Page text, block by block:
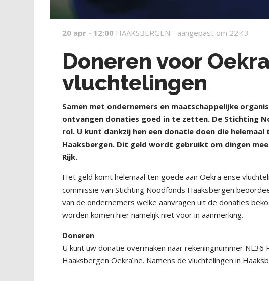
20 apr - 12:00 HAAKSBERGEN - aangepast om 22:43
Doneren voor
vluchtelingen
Samen met ondernemers en maatschappelijke
ontvangen donaties goed in te zetten. De Stichting
rol. U kunt dankzij hen een donatie doen die
Haaksbergen. Dit geld wordt gebruikt om dingen
Rijk.
Het geld komt helemaal ten goede aan Oekraïense
commissie van Stichting Noodfonds Haaksbergen
van de ondernemers welke aanvragen uit de donaties
worden komen hier namelijk niet voor in aanmerking.
Doneren
U kunt uw donatie overmaken naar rekeningnummer
Haaksbergen Oekraïne. Namens de vluchtelingen in